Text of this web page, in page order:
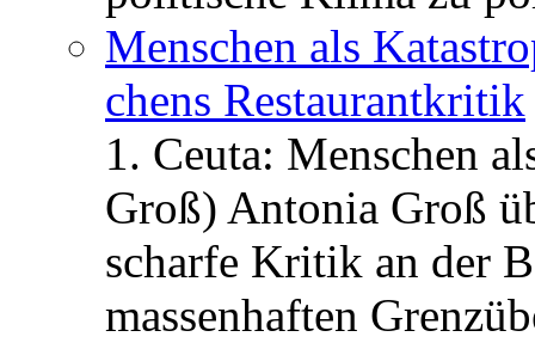
Menschen als
chens Restau­rant­kritik
1. Ceuta: Menschen
Groß) Antonia Groß
scharfe Kritik an der
massenhaften